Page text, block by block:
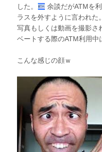
した。
余談だがATMを
ラスを外すように言われた
写真もしくは動画を撮影さ
ベートする際のATM利用中
こんな感じの顔ｗ